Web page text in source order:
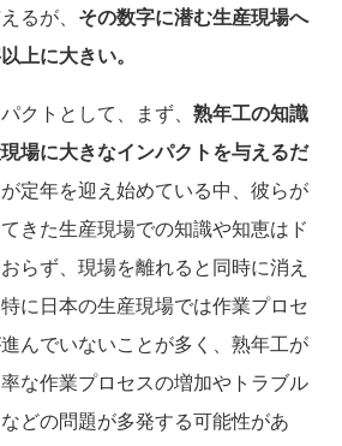
るが、 その数字に潜む生産現場へ
上に大きい。
クトとして、まず、 熟年工の知識
場に大きなインパクトを与えるだ
定年を迎え始めている中、彼らが
きた生産現場での知識や知恵はド
らず、現場を離れると同時に消え
に日本の生産現場では作業プロセ
んでいないことが多く、熟年工が
な作業プロセスの増加やトラブル
どの問題が多発する可能性があ